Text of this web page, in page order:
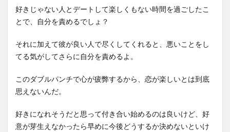
好きじゃない人とデートして楽しくもない時間を過ごしたこ
とで、自分を責めるでしょ？
それに加えて彼が良い人で尽くしてくれると、悪いことをし
てる気がしてさらに自分を責めるよ。
このダブルパンチで心が疲弊するから、恋が楽しいとは到底
思えないんだ。
好きになれそうだと思って付き合い始めるのは良いけど、好
意が芽生えなかったら早めに今後どうするか決めないといけ